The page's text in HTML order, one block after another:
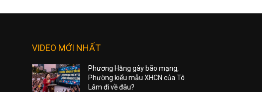
VIDEO MỚI NHẤT
Phương Hằng gây bão mạng,
Phường kiểu mẫu XHCN của Tô
Lâm đi về đâu?